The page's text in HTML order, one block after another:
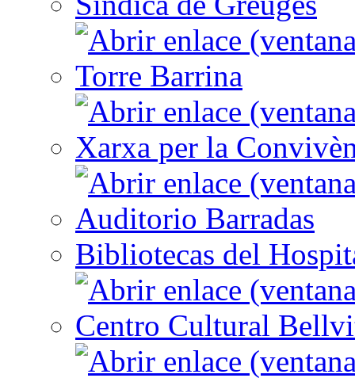
Torre Barrina
Xarxa per la
Auditorio Barradas
Bibliotecas del
Centro Cultural